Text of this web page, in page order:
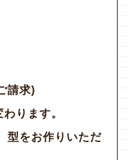
求)
ります。
型をお作りいただ